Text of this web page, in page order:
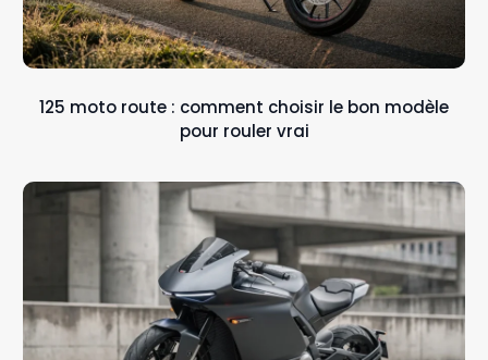
125 moto route : comment choisir le bon modèle
pour rouler vrai